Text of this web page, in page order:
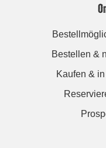
Bestellen &
Kaufen &